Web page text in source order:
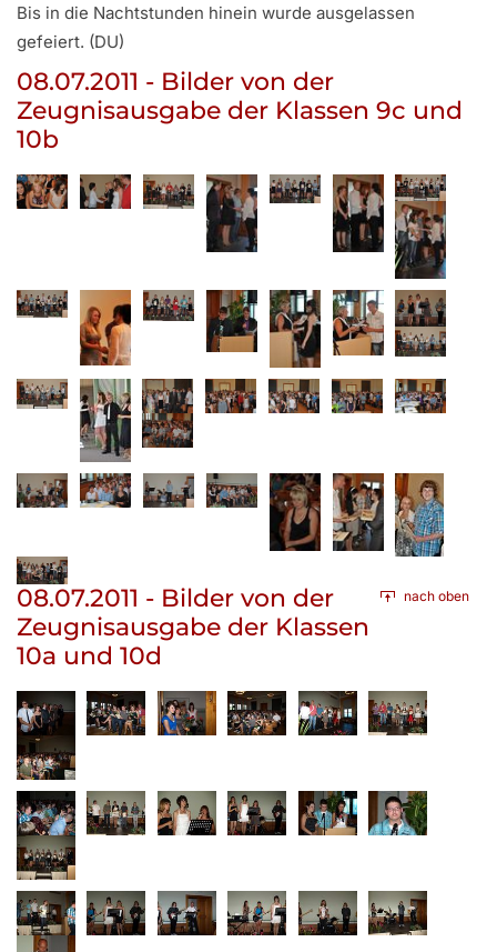
Bis in die Nachtstunden hinein wurde ausgelassen
gefeiert. (DU)
08.07.2011 - Bilder von der
Zeugnisausgabe der Klassen 9c und
10b
nach oben
08.07.2011 - Bilder von der
Zeugnisausgabe der Klassen
10a und 10d